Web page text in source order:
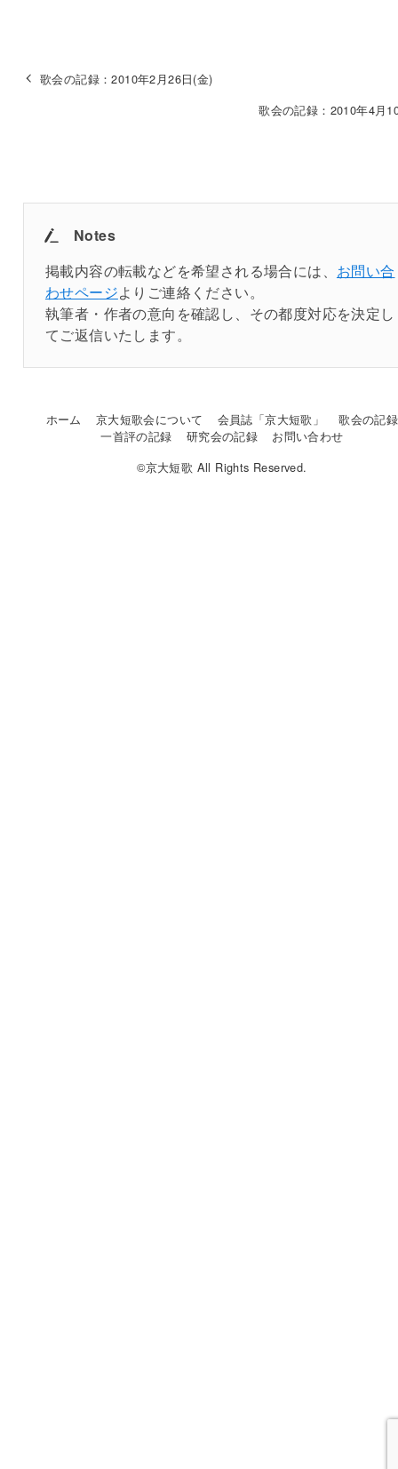
歌会の記録：2010年2月26日(金)
歌会の記録：2010年4月
Notes
掲載内容の転載などを希望される場合には、 お問い合
わせページよりご連絡ください。
執筆者・作者の意向を確認し、その都度対応を決定し
てご返信いたします。
ホーム 京大短歌会について 会員誌「京大短歌」
歌会の記録
一首評の記録
研究会の記録
お問い合わせ
©京大短歌 All Rights Reserved.